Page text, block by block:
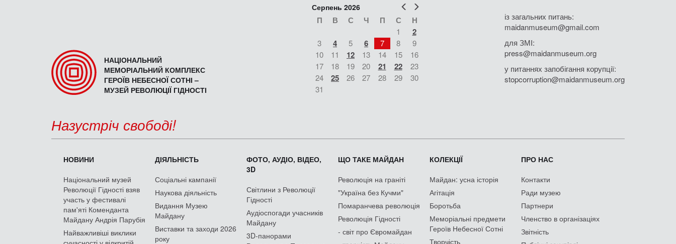
НАЦІОНАЛЬНИЙ
МЕМОРІАЛЬНИЙ КОМПЛЕКС
ГЕРОЇВ НЕБЕСНОЇ СОТНІ –
МУЗЕЙ РЕВОЛЮЦІЇ ГІДНОСТІ
Попер
Серпень 2026
П В С Ч П С Н
1 2
3 4 5 6 7 8
9
10
11 12 13 14 15
16
17
18 19 20 21 22
23
24
25 26 27 28 29
30
31
із загальних питань:
maidanmuseum@gmail.com
для ЗМІ:
press@maidanmuseum.org
у питаннях запобігання корупції:
stopcorruption@maidanmuseum.org
Назустріч свободі!
НОВИНИ
Національний музей
Революції Гідності взяв
участь у фестивалі
пам'яті Коменданта
Майдану Андрія Парубія
Найважливіші виклики
ДІЯЛЬНІСТЬ
Соціальні кампанії
Наукова діяльність
Видання Музею
Майдану
Виставки та заходи 2026
року
ФОТО, АУДІО, ВІДЕО,
3D
Світлини з Революції
Гідності
Аудіоспогади учасників
Майдану
3D-панорами
ЩО ТАКЕ МАЙДАН
Революція на граніті
"Україна без Кучми"
Помаранчева революція
Революція Гідності
- світ про Євромайдан
КОЛЕКЦІЇ
Майдан: усна історія
Агітація
Боротьба
Меморіальні предмети
Героїв Небесної Сотні
Творчість
ПРО НАС
Контакти
Ради музею
Партнери
Членство в організаціях
Звітність